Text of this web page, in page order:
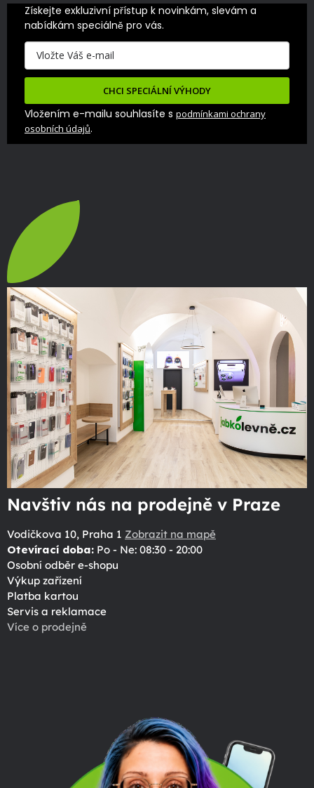
Získejte exkluzivní přístup k novinkám, slevám a
nabídkám speciálně pro vás.
CHCI SPECIÁLNÍ VÝHODY
Vložením e-mailu souhlasíte s podmínkami ochrany
osobních údajů.
Navštiv nás na prodejně v Praze
Vodičkova 10, Praha 1 Zobrazit na mapě
Otevírací doba: Po - Ne: 08:30 - 20:00
Osobní odběr e-shopu
Výkup zařízení
Platba kartou
Servis a reklamace
Více o prodejně